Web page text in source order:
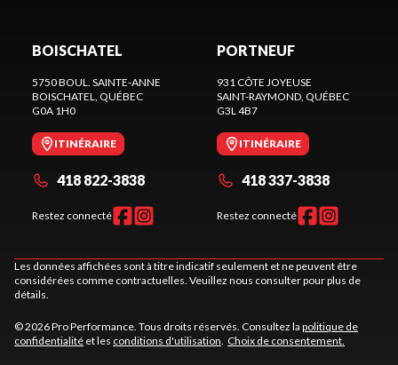
BOISCHATEL
5750 BOUL. SAINTE-ANNE
BOISCHATEL, QUÉBEC
G0A 1H0
ITINÉRAIRE
418 822-3838
Restez connecté
PORTNEUF
931 CÔTE JOYEUSE
SAINT-RAYMOND, QUÉBEC
G3L 4B7
ITINÉRAIRE
418 337-3838
Restez connecté
Les données affichées sont à titre indicatif seulement et ne peuvent être
considérées comme contractuelles. Veuillez nous consulter pour plus de
détails.
© 2026 Pro Performance. Tous droits réservés. Consultez la politique de
confidentialité et les conditions d'utilisation. Choix de consentement.